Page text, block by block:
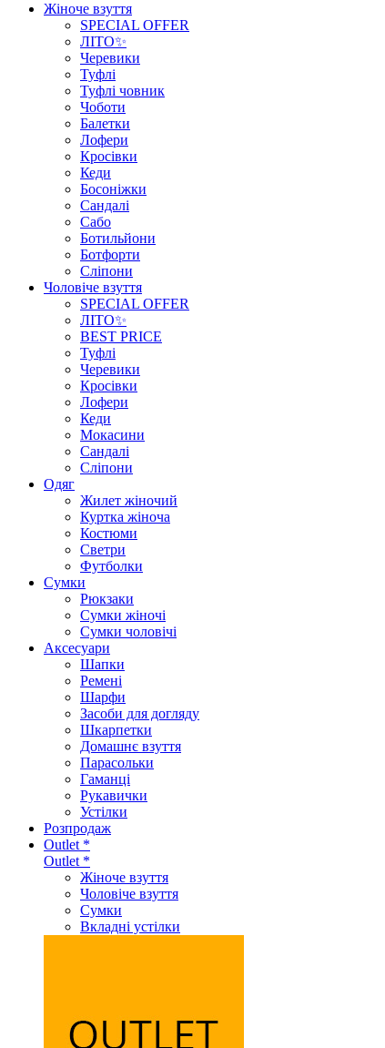
Жіноче взуття
SPECIAL OFFER
ЛІТО✨
Черевики
Туфлі
Туфлі човник
Чоботи
Балетки
Лофери
Кросівки
Кеди
Босоніжки
Сандалі
Сабо
Ботильйони
Ботфорти
Сліпони
Чоловіче взуття
SPECIAL OFFER
ЛІТО✨
BEST PRICE
Туфлі
Черевики
Кросівки
Лофери
Кеди
Мокасини
Сандалі
Сліпони
Одяг
Жилет жіночий
Куртка жіноча
Костюми
Светри
Футболки
Сумки
Рюкзаки
Сумки жіночі
Сумки чоловічі
Аксеcуари
Шапки
Ремені
Шарфи
Засоби для догляду
Шкарпетки
Домашнє взуття
Парасольки
Гаманці
Рукавички
Устілки
Розпродаж
Outlet *
Outlet *
Жіноче взуття
Чоловіче взуття
Сумки
Вкладні устілки